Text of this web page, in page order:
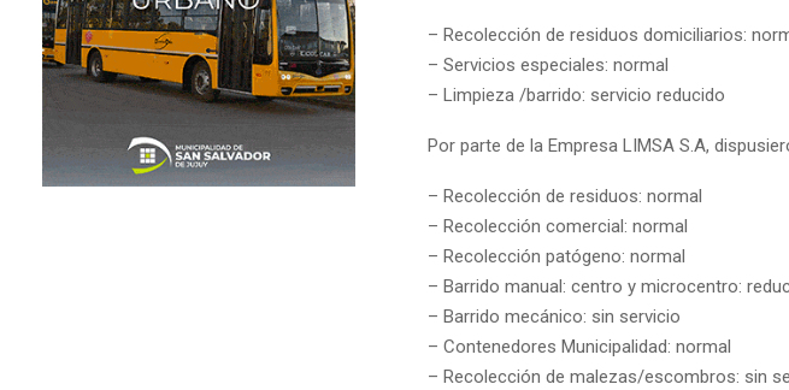
– Recolección de residuos domiciliarios:
– Servicios especiales: normal
– Limpieza /barrido: servicio reducido
Por parte de la Empresa LIMSA S.A,
– Recolección de residuos: normal
– Recolección comercial: normal
– Recolección patógeno: normal
– Barrido manual: centro y microcentro:
– Barrido mecánico: sin servicio
– Contenedores Municipalidad: normal
– Recolección de malezas/escombros: sin